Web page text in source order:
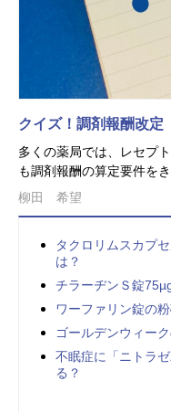
クイズ！調剤報酬改定
多くの薬局では、レセプ
も調剤報酬の算定要件を
柳田 希望
タクロリムスカプ
は？
チラーヂンＳ錠
ワーファリン錠の
ゴールデンウィー
不眠症に「ニトラ
る？